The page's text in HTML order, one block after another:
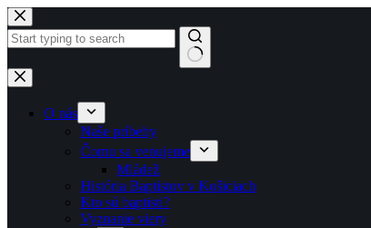
Skip to content
No results
O nás
Naše príbehy
Čomu sa venujeme
Mládež
História Baptistov v Košiciach
Kto sú baptisti?
Vyznanie viery